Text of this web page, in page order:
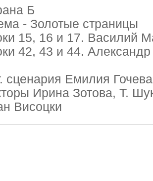
Б
- Золотые страницы
15, 16 и 17. Василий
42, 43 и 44.
сценария Емилия
Ирина Зотова, Т.
Висоцки